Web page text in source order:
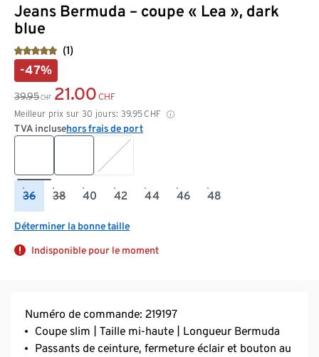
Jeans Bermuda – coupe « Lea », dark
blue
(1)
-47%
39.95 CHF 21.00 CHF
Meilleur prix sur 30 jours: 39.95CHF
TVA inclusehors frais de port
36 38 40 42 44 46 48
Déterminer la bonne taille
Indisponible pour le moment
Numéro de commande: 219197
Coupe slim | Taille mi-haute | Longueur Bermuda
Passants de ceinture, fermeture éclair et bouton au